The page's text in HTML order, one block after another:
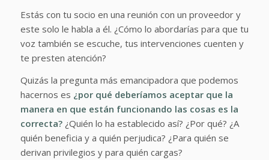
Estás con tu socio en una reunión con un proveedor y
este solo le habla a él. ¿Cómo lo abordarías para que tu
voz también se escuche, tus intervenciones cuenten y
te presten atención?
Quizás la pregunta más emancipadora que podemos
hacernos es ¿por qué deberíamos aceptar que la
manera en que están funcionando las cosas es la
correcta?¿Quién lo ha establecido así? ¿Por qué? ¿A
quién beneficia y a quién perjudica? ¿Para quién se
derivan privilegios y para quién cargas?